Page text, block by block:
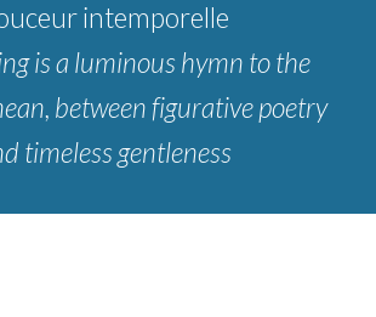
intemporelle
is a luminous hymn to the
between figurative poetry
timeless gentleness